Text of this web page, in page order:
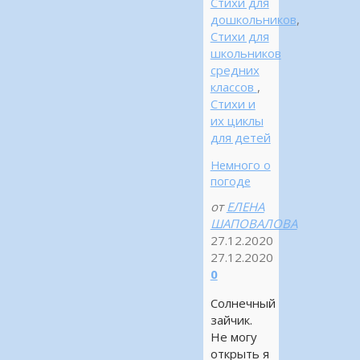
дошкольников,
Стихи для
школьников
средних
классов ,
Стихи и
их циклы
для детей
Немного о
погоде
от ЕЛЕНА
ШАПОВАЛОВА
27.12.2020
27.12.2020
0
Солнечный
зайчик.
Не могу
открыть я